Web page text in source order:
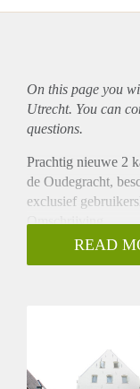
On this page you
Utrecht. You can
questions.
Prachtig nieuwe 2
de Oudegracht,
exclusief
Omschrijving
Dit prachtig
een unieke locatie
appartement is
keuken welke is
Daarbij heeft het
badkamer met
READ